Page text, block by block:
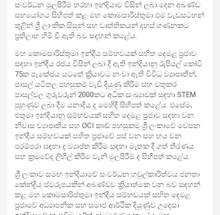
සංවර්ධන මුලපිරීම් හරහා ඉන්දියාව විසින් ලබා දෙන අඛණ්ඩ
සහයෝගය සිහිපත් කළ මහ කොමසාරිස්තුමා එම වැඩසටහන්
තුළින් ශ්‍රී ලාංකික සිසුන් සහ වෘත්තිකයන් දහස් ගණනකට
ප්‍රතිලාභ හිමි වී ඇති බව සඳහන් කළේය.
මහ කොමසාරිස්තුමා ඉන්දීය සම්භවයක් සහිත දෙමළ ප්‍රජාව
සඳහා ඉන්දීය රජය විසින් ලබා දී ඇති ඉන්දියානු රුපියල් කෝටි
75ක පැකේජය යටතේ ක්‍රියාවට නංවා ඇති විවිධ ව්‍යාපෘතීන්,
පාසල් යටිතල පහසුකම් වැඩි දියුණු කිරීම සහ වතුකර
පාසල්වල ගුරුවරුන් 2000කට අධික සංඛ්‍යාවක් සඳහා STEM
පුහුණුව ලබා දීම යනාදිය ද මෙහිදී සිහිපත් කළේය. එසේම,
එතුමා ඉන්දියානු සම්භවයක් සහිත දෙමළ ප්‍රජාව සඳහා වන
නිවාස ව්‍යාපෘතිය සහ OCI කාඩ් පහසුකම ශ්‍රී ලංකාවේ වෙසන
ඉන්දීය සම්භවයක් සහිත ප්‍රජාවේ පස් වන සහ හය වන
පරම්පරා සඳහා ද ව්‍යාප්ත කිරීම සඳහා මෑතක දී ගත් තීරණය
සහ ක්‍රමවේද ලිහිල් කිරීම වැනි මුලපිරීම් ද සිහිපත් කළේය.
ශ්‍රී ලංකාව සමඟ ඉන්දියාවේ සංවර්ධන හවුල්කාරිත්වය ජනතා
කේන්ද්‍රීය ස්වරූපයකින් අඛණ්ඩව ක්‍රියාත්මක වන බව සඳහන්
කළ මහ කොමසාරිස්තුමා ඉන්දීය සම්භවයක් සහිත දෙමළ
ප්‍රජාවේ අධ්‍යාපනික සහ සමාජ ආර්ථික දියුණුව උදෙසා